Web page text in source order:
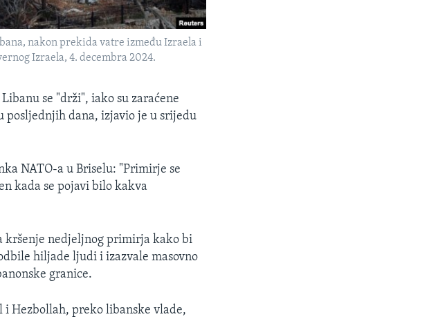
nakon prekida vatre između Izraela i
Izraela, 4. decembra 2024.
se "drži", iako su zaraćene
posljednjih dana, izjavio je u srijedu
NATO-a u Briselu: "Primirje se
kada se pojavi bilo kakva
kršenje nedjeljnog primirja kako bi
hiljade ljudi i izazvale masovno
granice.
i Hezbollah, preko libanske vlade,